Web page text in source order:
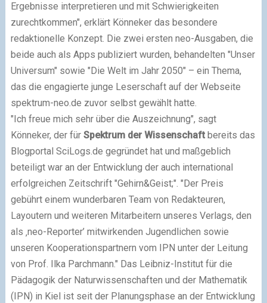
Ergebnisse interpretieren und mit Schwierigkeiten
zurechtkommen", erklärt Könneker das besondere
redaktionelle Konzept. Die zwei ersten neo-Ausgaben, die
beide auch als Apps publiziert wurden, behandelten "Unser
Universum" sowie "Die Welt im Jahr 2050" – ein Thema,
das die engagierte junge Leserschaft auf der Webseite
spektrum-neo.de zuvor selbst gewählt hatte.
"Ich freue mich sehr über die Auszeichnung", sagt
Könneker, der für Spektrum der Wissenschaftbereits das
Blogportal SciLogs.de gegründet hat und maßgeblich
beteiligt war an der Entwicklung der auch international
erfolgreichen Zeitschrift "Gehirn&Geist;". "Der Preis
gebührt einem wunderbaren Team von Redakteuren,
Layoutern und weiteren Mitarbeitern unseres Verlags, den
als ‚neo-Reporter’ mitwirkenden Jugendlichen sowie
unseren Kooperationspartnern vom IPN unter der Leitung
von Prof. Ilka Parchmann." Das Leibniz-Institut für die
Pädagogik der Naturwissenschaften und der Mathematik
(IPN) in Kiel ist seit der Planungsphase an der Entwicklung